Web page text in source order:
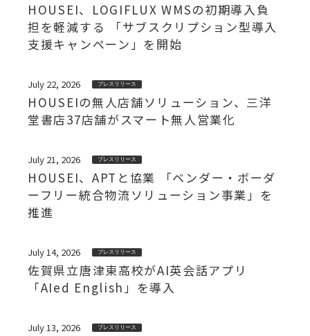
HOUSEI、LOGIFLUX WMSの初期導入負
担を軽減する 「サブスクリプション型導入
支援キャンペーン」を開始
July 22, 2026 プレスリリース
HOUSEIの無人店舗ソリューション、三洋
堂書店37店舗がスマート無人営業化
July 21, 2026 プレスリリース
HOUSEI、APTと協業 「ベンダー・ボーダ
ーフリー統合物流ソリューション事業」を
推進
July 14, 2026 プレスリリース
佐賀県立唐津東高校がAI英会話アプリ
「AIed English」を導入
July 13, 2026 プレスリリース